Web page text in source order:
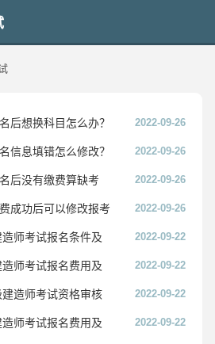
后想换科目怎么办？ 2022-09-26
信息填错怎么修改？ 2022-09-26
后没有缴费算缺考 2022-09-26
成功后可以修改报考 2022-09-26
师考试报名条件及 2022-09-22
师考试报名费用及 2022-09-22
造师考试资格审核 2022-09-22
师考试报名费用及 2022-09-22